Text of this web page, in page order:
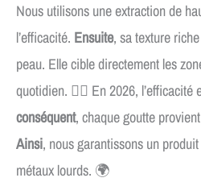
Nous utilisons une extraction de
l’efficacité. Ensuite, sa texture
peau. Elle cible directement les
quotidien. 🏃‍♂️ En 2026, l’efficacité
conséquent, chaque goutte
Ainsi, nous garantissons un
métaux lourds. 🌍